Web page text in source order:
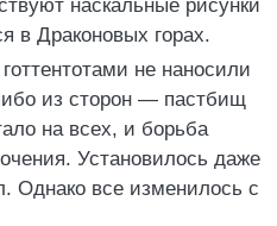
наскальные рисунки
в Драконовых горах.
не наносили
из сторон — пастбищ
на всех, и борьба
Установилось даже
Однако все изменилось с